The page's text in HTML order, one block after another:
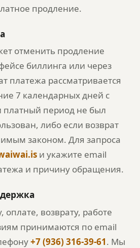
продление.
отменить продление
биллинга или через
платежа рассматривается
7 календарных дней с
платный период не был
либо если возврат
законом. Для запроса
и укажите email
и причину обращения.
оплате, возврату, работе
принимаются по email
+7 (936) 316-39-61. Мы